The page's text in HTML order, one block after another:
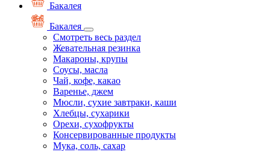
Бакалея
Бакалея
Смотреть весь раздел
Жевательная резинка
Макароны, крупы
Соусы, масла
Чай, кофе, какао
Варенье, джем
Мюсли, сухие завтраки, каши
Хлебцы, сухарики
Орехи, сухофрукты
Консервированные продукты
Мука, соль, сахар